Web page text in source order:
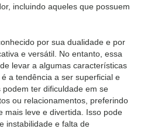
incluindo aqueles que possuem
por sua dualidade e por
e versátil. No entanto, essa
levar a algumas características
a tendência a ser superficial e
ter dificuldade em se
ou relacionamentos, preferindo
mais leve e divertida. Isso pode
instabilidade e falta de